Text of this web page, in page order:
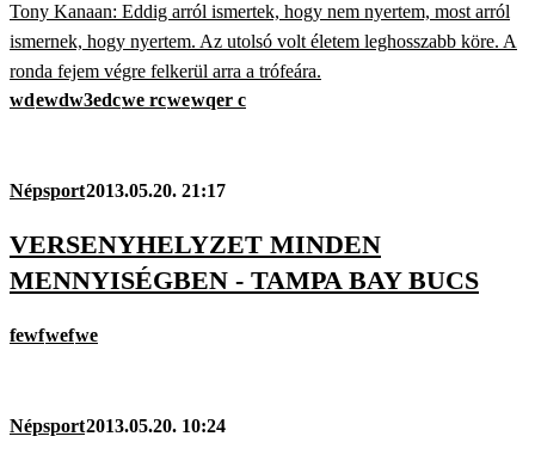
Tony Kanaan: Eddig arról ismertek, hogy nem nyertem, most arról
ismernek, hogy nyertem. Az utolsó volt életem leghosszabb köre. A
ronda fejem végre felkerül arra a trófeára.
wdewdw3edcwe rcwewqer c
Népsport2013.05.20. 21:17
VERSENYHELYZET MINDEN
MENNYISÉGBEN - TAMPA BAY BUCS
fewfwefwe
Népsport2013.05.20. 10:24